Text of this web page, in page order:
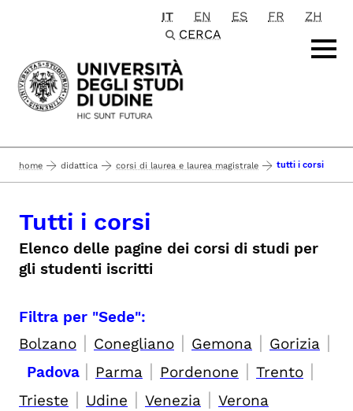
Passa al contenuto principale
IT EN ES FR
ZH
CERCA
home didattica corsi di laurea e laurea magistrale tutti i corsi
Tutti i corsi
Elenco delle pagine dei corsi di studi per
gli studenti iscritti
Filtra per "Sede":
Bolzano | Conegliano | Gemona | Gorizia |
Padova | Parma | Pordenone | Trento |
Trieste | Udine | Venezia | Verona